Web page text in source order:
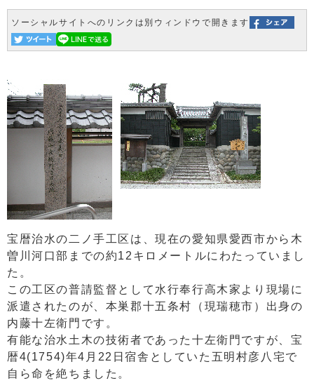
ソーシャルサイトへのリンクは別ウィンドウで開きます
宝暦治水の二ノ手工区は、現在の愛知県愛西市から木
曽川河口部までの約12キロメートルにわたっていまし
た。
この工区の普請監督として水行奉行高木家より現場に
派遣されたのが、本巣郡十五条村（現瑞穂市）出身の
内藤十左衛門です。
有能な治水土木の技術者であった十左衛門ですが、宝
暦4(1754)年4月22日宿舎としていた五明村彦八宅で
自ら命を絶ちました。